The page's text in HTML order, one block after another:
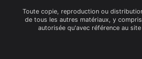
Toute copie, reproduction ou
de tous les autres matériaux, y
autorisée qu'avec référence au